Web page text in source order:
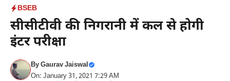
BSEB
सीसीटीवी की निगरानी में कल से होगी
इंटर परीक्षा
ByGaurav Jaiswal
On: January 31, 2021 7:29 AM